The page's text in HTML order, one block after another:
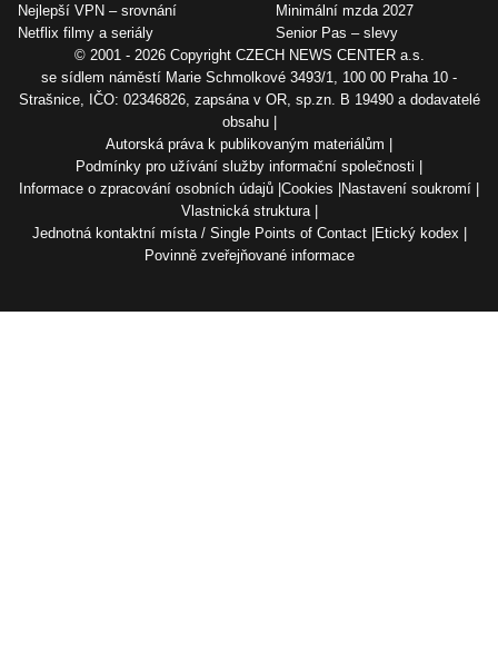
Nejlepší VPN – srovnání
Netflix filmy a seriály
Minimální mzda 2027
Senior Pas – slevy
© 2001 - 2026 Copyright CZECH NEWS CENTER a.s.
se sídlem náměstí Marie Schmolkové 3493/1, 100 00 Praha 10 -
Strašnice, IČO: 02346826, zapsána v OR, sp.zn. B 19490 a dodavatelé
obsahu
Autorská práva k publikovaným materiálům
Podmínky pro užívání služby informační společnosti
Informace o zpracování osobních údajů Cookies Nastavení soukromí
Vlastnická struktura
Jednotná kontaktní místa / Single Points of Contact Etický kodex
Povinně zveřejňované informace